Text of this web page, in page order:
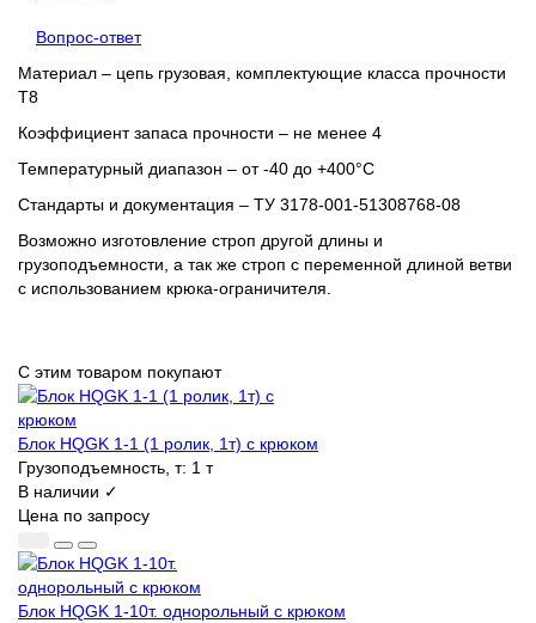
Вопрос-ответ
Материал – цепь грузовая, комплектующие класса прочности
Т8
Коэффициент запаса прочности – не менее 4
Температурный диапазон – от -40 до +400°С
Стандарты и документация – ТУ 3178-001-51308768-08
Возможно изготовление строп другой длины и
грузоподъемности, а так же строп с переменной длиной ветви
с использованием крюка-ограничителя.
С этим товаром покупают
Блок HQGK 1-1 (1 ролик, 1т) с крюком
Грузоподъемность, т: 1 т
В наличии ✓
Цена по запросу
Блок HQGK 1-10т. однорольный с крюком